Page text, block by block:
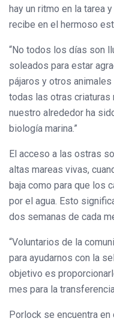
hay un ritmo en la tarea
recibe en el hermoso
“No todos los días son
soleados para estar
pájaros y otros
todas las otras criaturas
nuestro alrededor ha
biología marina.”
El acceso a las ostras
altas mareas vivas,
baja como para que los
por el agua. Esto
dos semanas de cada
“Voluntarios de la
para ayudarnos con la
objetivo es
mes para la
Porlock se encuentra